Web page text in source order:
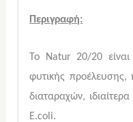
Περιγραφή:
Το Natur 20/20
φυτικής
διαταραχών,
E.coli.